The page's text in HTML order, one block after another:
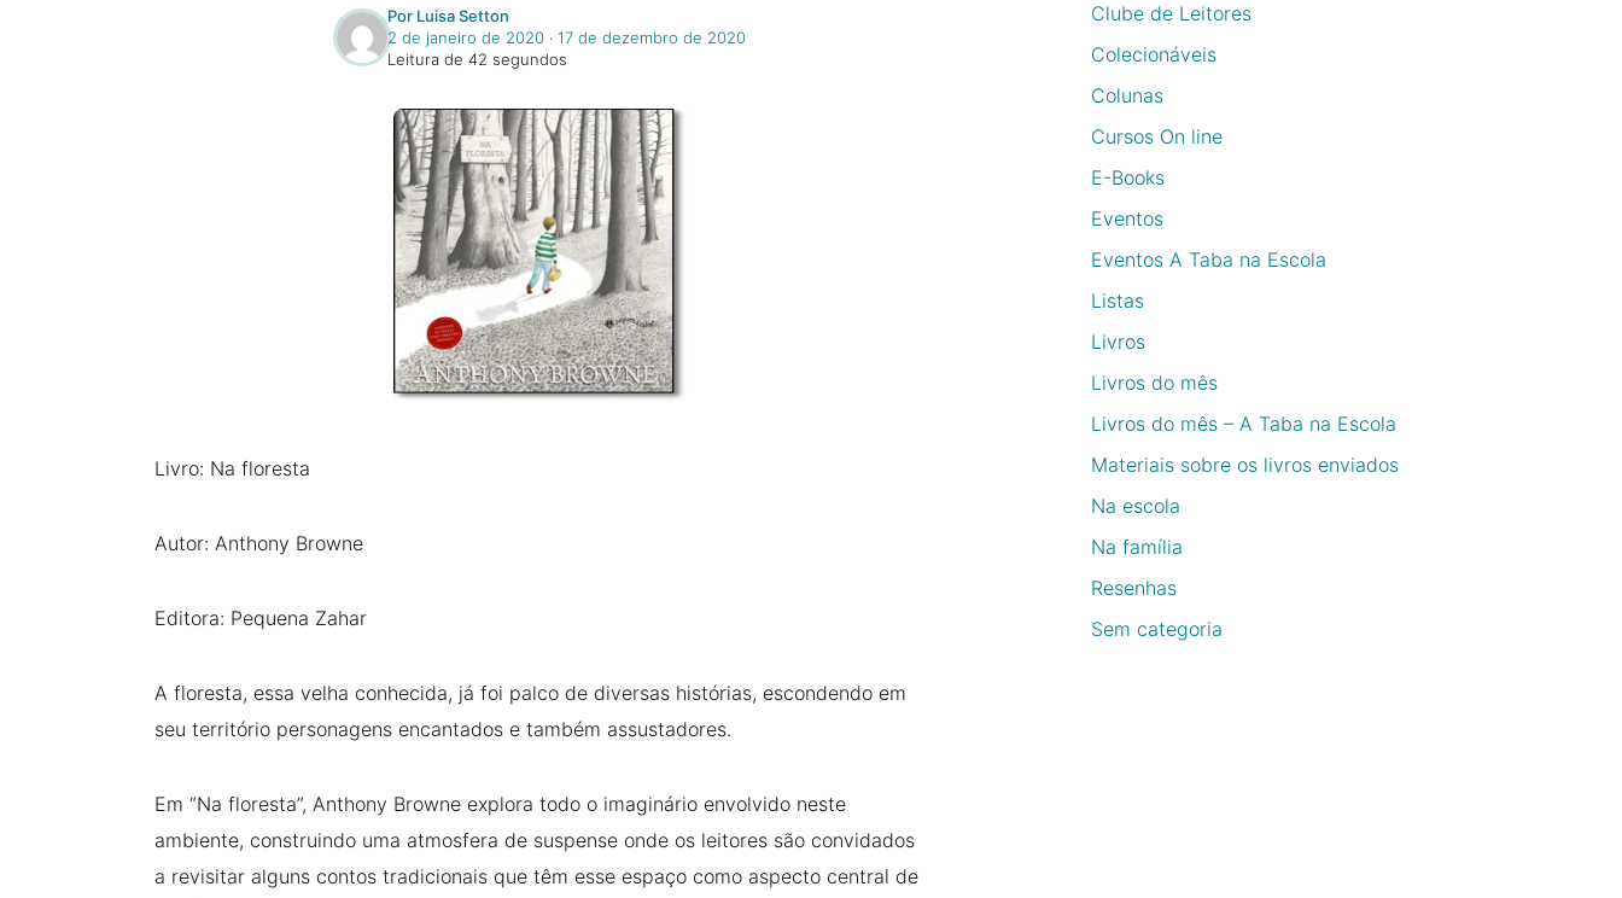
Por Luisa Setton
2 de janeiro de 2020‧ 17 de dezembro de 2020
Leitura de 42 segundos
Livro: Na floresta
Autor: Anthony Browne
Editora: Pequena Zahar
A floresta, essa velha conhecida, já foi palco de diversas histórias, escondendo em
seu território personagens encantados e também assustadores.
Em “Na floresta”, Anthony Browne explora todo o imaginário envolvido neste
ambiente, construindo uma atmosfera de suspense onde os leitores são convidados
a revisitar alguns contos tradicionais que têm esse espaço como aspecto central de
Clube de Leitores
Colecionáveis
Colunas
Cursos On line
E-Books
Eventos
Eventos A Taba na Escola
Listas
Livros
Livros do mês
Livros do mês – A Taba na Escola
Materiais sobre os livros enviados
Na escola
Na família
Resenhas
Sem categoria